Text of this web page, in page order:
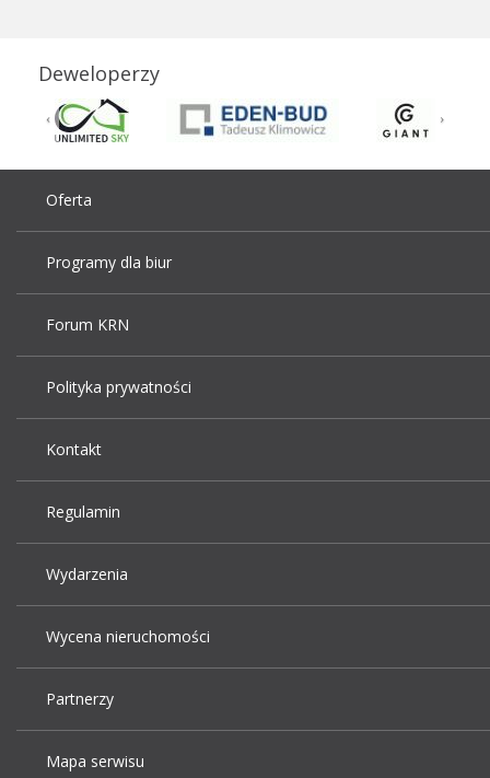
Deweloperzy
Oferta
Programy dla biur
Forum KRN
Polityka prywatności
Kontakt
Regulamin
Wydarzenia
Wycena nieruchomości
Partnerzy
Mapa serwisu